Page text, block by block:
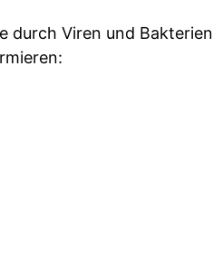
durch Viren und Bakterien